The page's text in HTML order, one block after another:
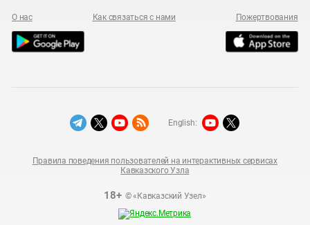
О нас Как связаться с нами Пожертвования
18+© «Кавказский Узел»
Правила поведения пользователей на интерактивных сервисах
Кавказского Узла
English: